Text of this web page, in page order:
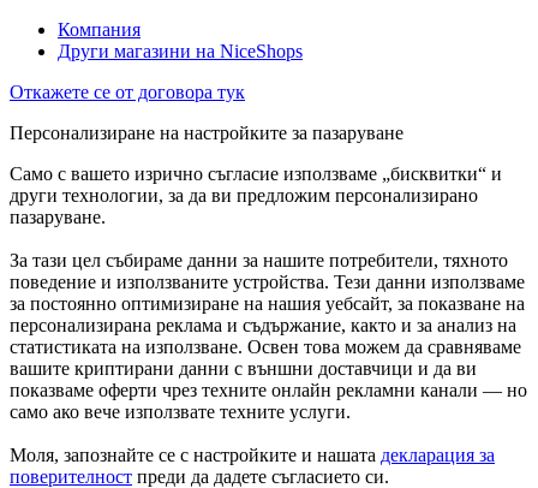
Компания
Други магазини на NiceShops
Откажете се от договора тук
Персонализиране на настройките за пазаруване
Само с вашето изрично съгласие използваме „бисквитки“ и
други технологии, за да ви предложим персонализирано
пазаруване.
За тази цел събираме данни за нашите потребители, тяхното
поведение и използваните устройства. Тези данни използваме
за постоянно оптимизиране на нашия уебсайт, за показване на
персонализирана реклама и съдържание, както и за анализ на
статистиката на използване. Освен това можем да сравняваме
вашите криптирани данни с външни доставчици и да ви
показваме оферти чрез техните онлайн рекламни канали — но
само ако вече използвате техните услуги.
Моля, запознайте се с настройките и нашата декларация за
поверителност преди да дадете съгласието си.